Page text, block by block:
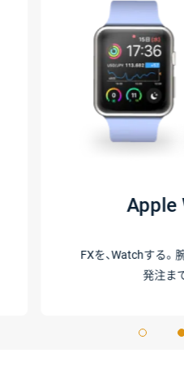
Apple
FXを、Watchする。
発注ま